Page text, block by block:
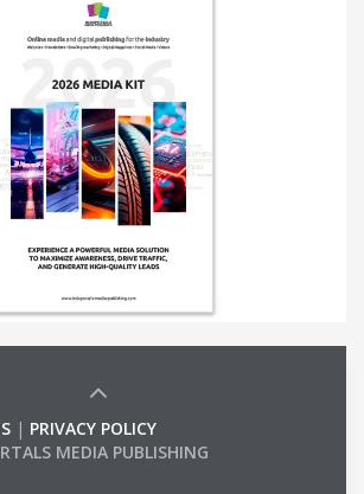
| PRIVACY POLICY
MEDIA PUBLISHING